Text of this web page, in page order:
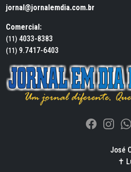
jornal@jornalemdia.com.br
Comercial:
(11) 4033-8383
(11) 9.7417-6403
José
✝